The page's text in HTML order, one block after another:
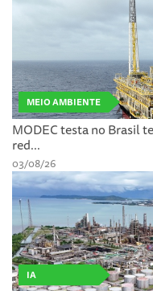
MEIO AMBIENTE
MODEC testa no Brasil
red...
03/08/26
IA